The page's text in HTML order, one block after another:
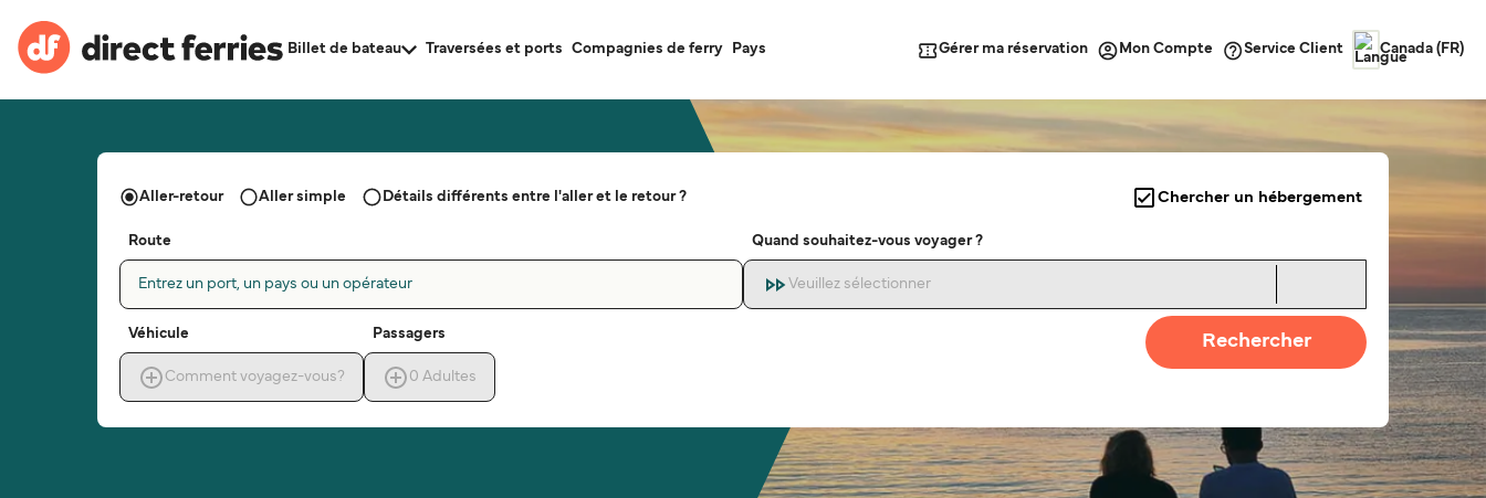
Billet de bateau Traversées et ports Compagnies de ferry Pays Gérer ma réservation Mon Compte Service Client Canada (FR)
Aller-retour Aller simple Détails différents entre l'aller et le retour ? Chercher un hébergement
Route
Entrez un port, un pays ou un opérateur
Quand souhaitez-vous voyager ?
Veuillez sélectionner
Véhicule
Comment voyagez-vous?
Passagers
0 Adultes
Rechercher